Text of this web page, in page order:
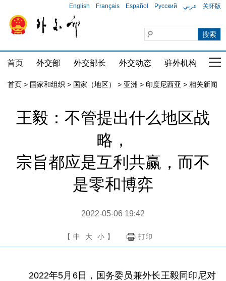
English Français Español Русский عربي 关怀版
首页 外交部 外交部长 外交动态 驻外机构 国
首页 > 国家和组织 > 国家（地区） > 亚洲 > 印度尼西亚 > 相关新闻
王毅：不管提出什么地区战
略，
宗旨都应是互利共赢，而不
是零和博弈
2022-05-06 19:42
【 中 大 小 】 打印
2022年5月6日，国务委员兼外长王毅同印尼对